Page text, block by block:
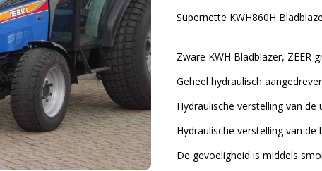
Supernette KWH860H
Zware KWH Bladblazer, ZEER
Geheel hydraulisch
Hydraulische verstelling van de
Hydraulische verstelling van de
De gevoeligheid is middels